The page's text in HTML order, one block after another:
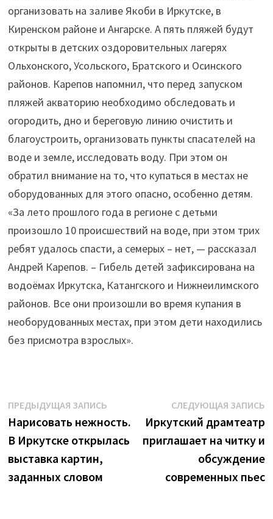
организовать на заливе Якоби в Иркутске, в
Киренском районе и Ангарске. А пять пляжей будут
открыты в детских оздоровительных лагерях
Ольхонского, Усольского, Братского и Осинского
районов. Карепов напомнил, что перед запуском
пляжей акваторию необходимо обследовать и
огородить, дно и береговую линию очистить и
благоустроить, организовать пункты спасателей на
воде и земле, исследовать воду. При этом он
обратил внимание на то, что купаться в местах не
оборудованных для этого опасно, особенно детям.
«За лето прошлого года в регионе с детьми
произошло 10 происшествий на воде, при этом трих
ребят удалось спасти, а семерых – нет, — рассказал
Андрей Карепов. – Гибель детей зафиксирована на
водоёмах Иркутска, Катангского и Нижнеилимского
районов. Все они произошли во время купания в
необорудованных местах, при этом дети находились
без присмотра взрослых».
Навигация
по
записям
ПРЕДЫДУЩАЯ ЗАПИСЬПредыдущая
запись:
Нарисовать нежность.
В Иркутске открылась
выставка картин,
заданных словом
СЛЕДУЮЩАЯ ЗАПИСЬ
Иркутский драмтеатр
приглашает на читку и
обсуждение
современных пьес